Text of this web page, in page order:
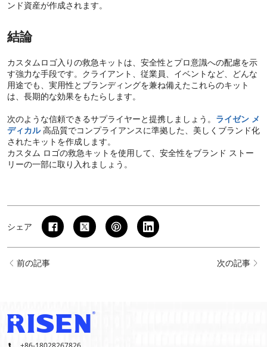
ンド資産が作成されます。
結論
カスタムロゴ入りの救急キットは、安全性とプロ意識への配慮を示
す強力な手段です。クライアント、従業員、イベントなど、どんな
用途でも、実用性とブランディングを兼ね備えたこれらのキット
は、長期的な効果をもたらします。
次のような信頼できるサプライヤーと提携しましょう。 ライゼン メ
ディカル高品質でコンプライアンスに準拠した、美しくブランド化
されたキットを作成します。
カスタム ロゴの救急キットを使用して、安全性をブランド ストー
リーの一部に取り入れましょう。
シェア
前の記事 次の記事